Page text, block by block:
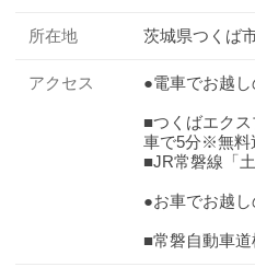
所在地 茨城県つくば
アクセス ●電車でお越
■つくばエク
車で5分※無料
■JR常磐線「
●お車でお越
■常磐自動車